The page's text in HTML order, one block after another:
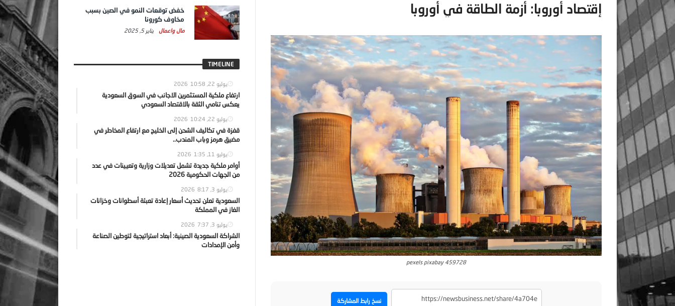
إقتصاد أوروبا: أزمة الطاقة في أوروبا
pexels pixabay 459728
نسخ رابط المشاركة
خفض توقعات النمو في الصين بسبب
مخاوف كورونا
مال واعمال يناير 5, 2025
TIMELINE
يوليو 22, 2026 10:58
ارتفاع ملكية المستثمرين الاجانب في السوق السعودية
يعكس تنامي الثقة بالاقتصاد السعودي
يوليو 22, 2026 10:24
قفزة في تكاليف الشحن إلى الخليج مع ارتفاع المخاطر في
مضيق هرمز وباب المندب..
يوليو 11, 2026 1:35
أوامر ملكية جديدة تشمل تعديلات وزارية وتعيينات في عدد
من الجهات الحكومية 2026
يوليو 3, 2026 8:17
السعودية تعلن تحديث أسعار إعادة تعبئة أسطوانات وخزانات
الغاز في المملكة
يوليو 3, 2026 7:37
الشراكة السعودية الصينية: أبعاد استراتيجية لتوطين الصناعة
وأمن الإمدادات